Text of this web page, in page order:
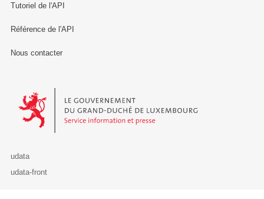
Tutoriel de l'API
Référence de l'API
Nous contacter
Le Gouvernement du Grand-Duché de Luxembourg - Service
udata
udata-front